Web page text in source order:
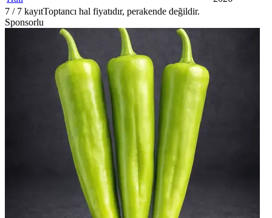
7 / 7 kayıtToptancı hal fiyatıdır, perakende değildir.
Sponsorlu